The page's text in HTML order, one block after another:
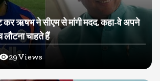
कर ऋषभ ने सीएम से मांगी मदद, कहा-वे अपने
लौटना चाहते हैं
29Views